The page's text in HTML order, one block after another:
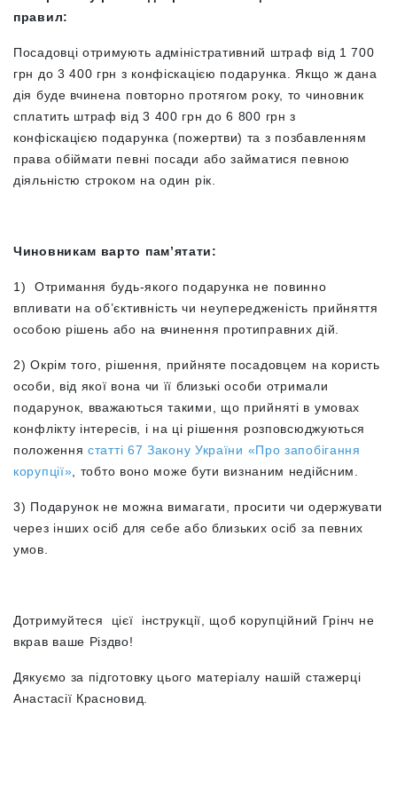
правил:
Посадовці отримують адміністративний штраф від 1 700
грн до 3 400 грн з конфіскацією подарунка. Якщо ж дана
дія буде вчинена повторно протягом року, то чиновник
сплатить штраф від 3 400 грн до 6 800 грн з
конфіскацією подарунка (пожертви) та з позбавленням
права обіймати певні посади або займатися певною
діяльністю строком на один рік.
Чиновникам варто пам’ятати:
1) Отримання будь-якого подарунка не повинно
впливати на об’єктивність чи неупередженість прийняття
особою рішень або на вчинення протиправних дій.
2) Окрім того, рішення, прийняте посадовцем на користь
особи, від якої вона чи її близькі особи отримали
подарунок, вважаються такими, що прийняті в умовах
конфлікту інтересів, і на ці рішення розповсюджуються
положення статті 67 Закону України «Про запобігання
корупції» , тобто воно може бути визнаним недійсним.
3) Подарунок не можна вимагати, просити чи одержувати
через інших осіб для себе або близьких осіб за певних
умов.
Дотримуйтеся цієї інструкції, щоб корупційний Грінч не
вкрав ваше Різдво!
Дякуємо за підготовку цього матеріалу нашій стажерці
Анастасії Красновид.